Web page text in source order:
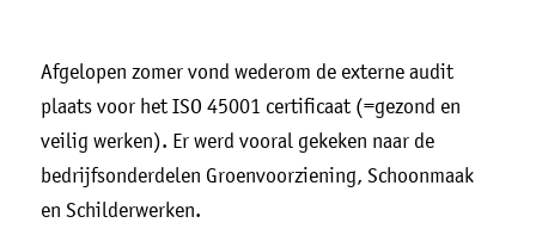
Afgelopen zomer vond wederom de externe audit
plaats voor het ISO 45001 certificaat (=gezond en
veilig werken). Er werd vooral gekeken naar de
bedrijfsonderdelen Groenvoorziening, Schoonmaak
en Schilderwerken.